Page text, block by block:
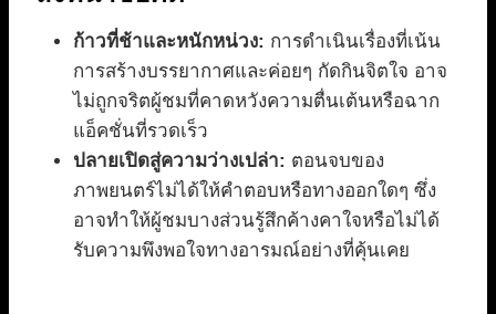
ก้าวที่ช้าและหนักหน่วง: การดำเนินเรื่องที่เน้น
การสร้างบรรยากาศและค่อยๆ กัดกินจิตใจ อาจ
ไม่ถูกจริตผู้ชมที่คาดหวังความตื่นเต้นหรือฉาก
แอ็คชั่นที่รวดเร็ว
ปลายเปิดสู่ความว่างเปล่า: ตอนจบของ
ภาพยนตร์ไม่ได้ให้คำตอบหรือทางออกใดๆ ซึ่ง
อาจทำให้ผู้ชมบางส่วนรู้สึกค้างคาใจหรือไม่ได้
รับความพึงพอใจทางอารมณ์อย่างที่คุ้นเคย